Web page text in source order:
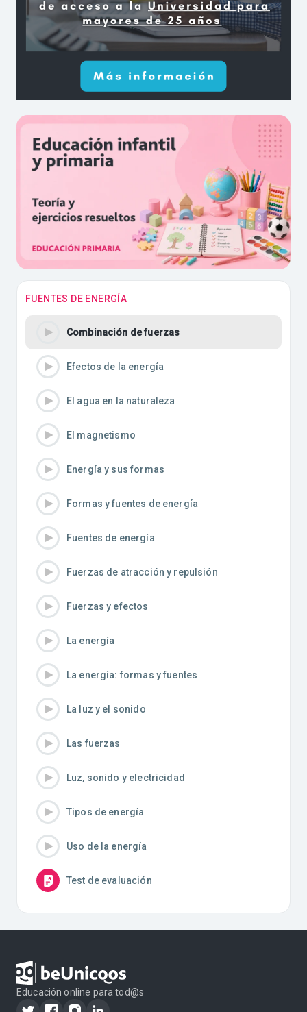
FUENTES DE ENERGÍA
Combinación de fuerzas
Efectos de la energía
El agua en la naturaleza
El magnetismo
Energía y sus formas
Formas y fuentes de energía
Fuentes de energía
Fuerzas de atracción y repulsión
Fuerzas y efectos
La energía
La energía: formas y fuentes
La luz y el sonido
Las fuerzas
Luz, sonido y electricidad
Tipos de energía
Uso de la energía
Test de evaluación
Educación online para tod@s